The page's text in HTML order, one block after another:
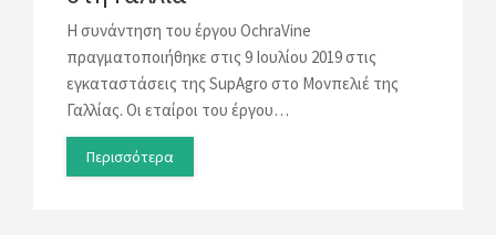
Η συνάντηση του έργου OchraVine
πραγματοποιήθηκε στις 9 Ιουλίου 2019 στις
εγκαταστάσεις της SupAgro στο Μονπελιέ της
Γαλλίας. Οι εταίροι του έργου…
Περισσότερα